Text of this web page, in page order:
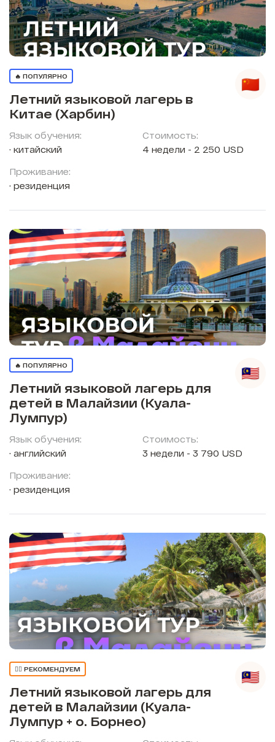
🔥 ПОПУЛЯРНО
Летний языковой лагерь в
Китае (Харбин)
Язык обучения:
китайский
Проживание:
резиденция
Стоимость:
4 недели - 2 250 USD
🔥 ПОПУЛЯРНО
Летний языковой лагерь для
детей в Малайзии (Куала-
Лумпур)
Язык обучения:
английский
Проживание:
резиденция
Стоимость:
3 недели - 3 790 USD
👍🏼 РЕКОМЕНДУЕМ
Летний языковой лагерь для
детей в Малайзии (Куала-
Лумпур + о. Борнео)